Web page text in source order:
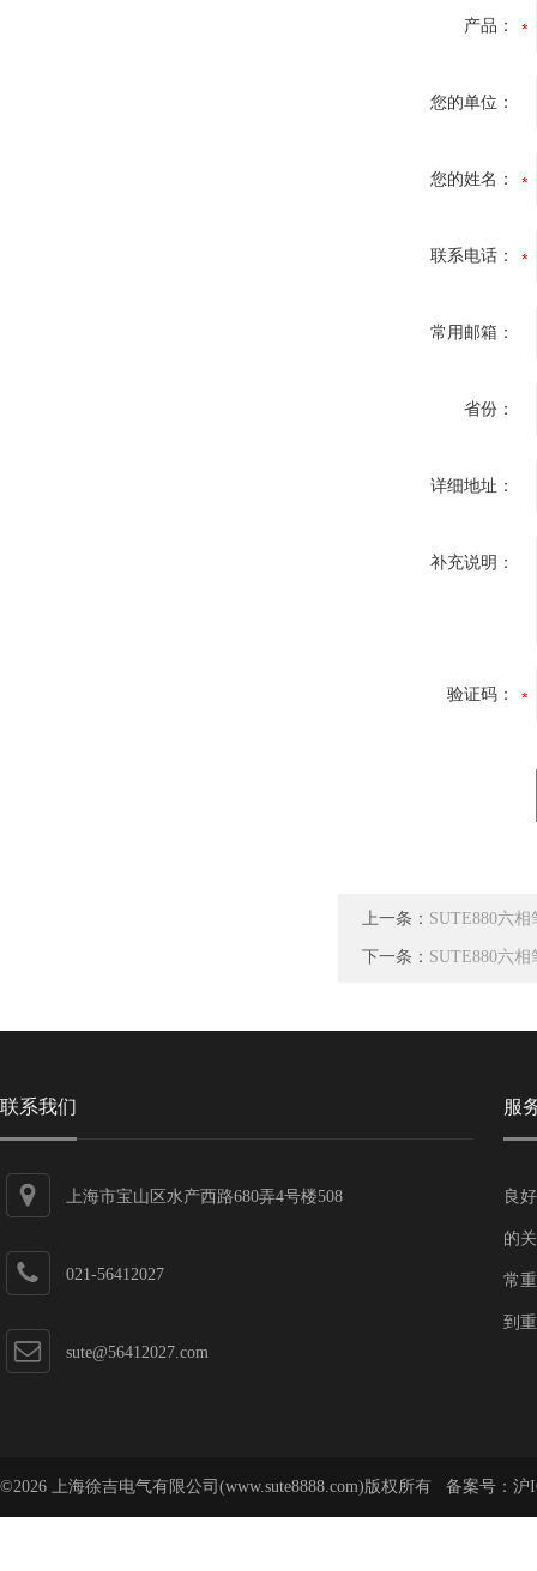
产品：
您的单位：
您的姓名：
联系电话：
常用邮箱：
省份：
详细地址：
补充说明：
验证码：
上一条： SUTE880六
下一条： SUTE880六
联系我们
上海市宝山区水产西路680弄4号楼508
021-56412027
sute@56412027.com
服
良
的
常
到
©2026 上海徐吉电气有限公司(www.sute8888.com)版权所有 备案号： 沪